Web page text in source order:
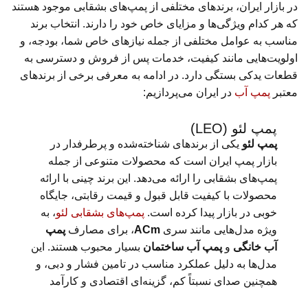
در بازار ایران، برندهای مختلفی از پمپ‌های بشقابی موجود هستند
که هر کدام ویژگی‌ها و مزایای خاص خود را دارند. انتخاب برند
مناسب به عوامل مختلفی از جمله نیازهای خاص شما، بودجه، و
اولویت‌هایی مانند کیفیت، خدمات پس از فروش و دسترسی به
قطعات یدکی بستگی دارد. در ادامه به معرفی برخی از برندهای
معتبر پمپ آب در ایران می‌پردازیم:
پمپ لئو (LEO)
پمپ لئو یکی از برندهای شناخته‌شده و پرطرفدار در
بازار پمپ ایران است که محصولات متنوعی از جمله
پمپ‌های بشقابی را ارائه می‌دهد. این برند چینی با ارائه
محصولات با کیفیت قابل قبول و قیمت رقابتی، جایگاه
خوبی در بازار پیدا کرده است. پمپ‌های بشقابی لئو، به
ویژه مدل‌هایی مانند سری ACm، برای مصارف پمپ
آب خانگی و پمپ آب ساختمان بسیار محبوب هستند. این
مدل‌ها به دلیل عملکرد مناسب در تامین فشار و دبی، و
همچنین صدای نسبتاً کم، گزینه‌ای اقتصادی و کارآمد